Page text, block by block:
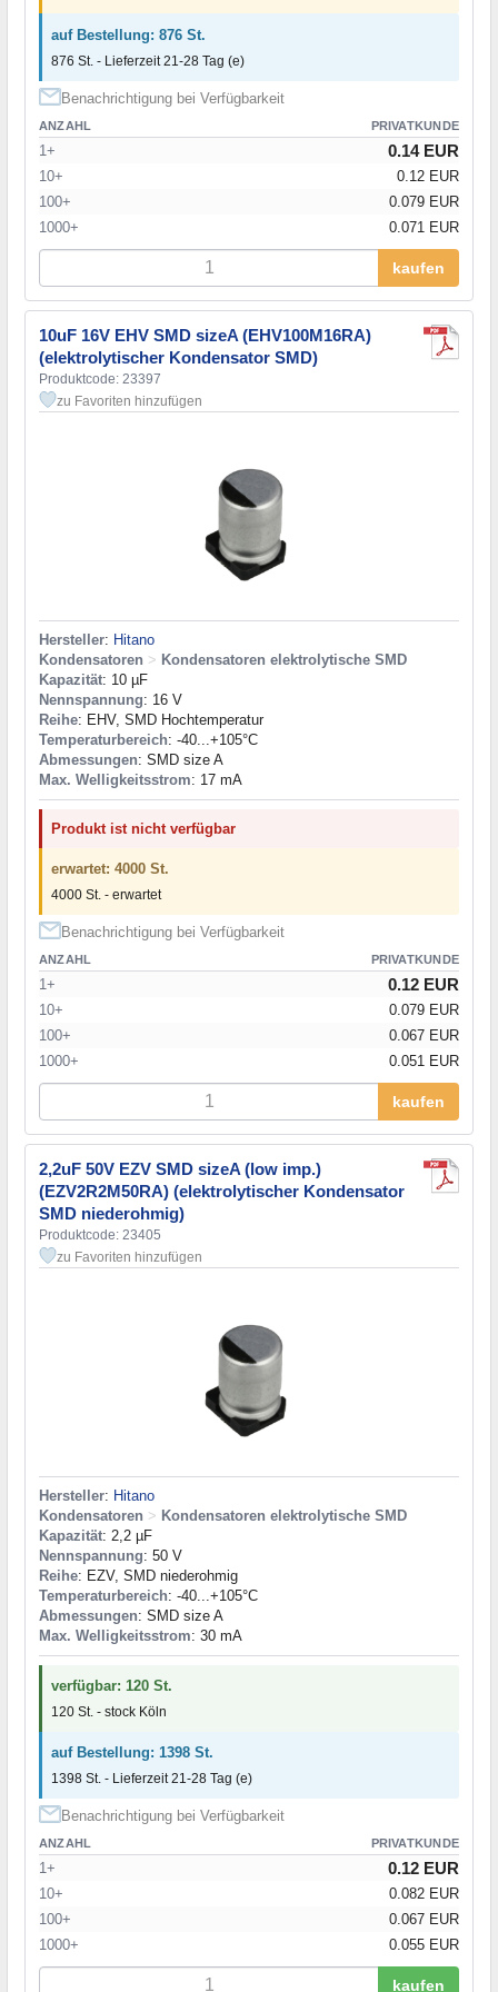
auf Bestellung: 876 St.
876 St. - Lieferzeit 21-28 Tag (e)
Benachrichtigung bei Verfügbarkeit
ANZAHL PRIVATKUNDE
1+ 0.14 EUR
10+
0.12 EUR
100+
0.079 EUR
1000+
0.071 EUR
kaufen
10uF 16V EHV SMD sizeA (EHV100M16RA)
(elektrolytischer Kondensator SMD)
Produktcode: 23397
zu Favoriten hinzufügen
Hersteller: Hitano
Kondensatoren > Kondensatoren elektrolytische SMD
Kapazität: 10 µF
Nennspannung: 16 V
Reihe: EHV, SMD Hochtemperatur
Temperaturbereich: -40...+105°C
Abmessungen: SMD size A
Max. Welligkeitsstrom: 17 mA
Produkt ist nicht verfügbar
erwartet: 4000 St.
4000 St. - erwartet
Benachrichtigung bei Verfügbarkeit
ANZAHL PRIVATKUNDE
1+ 0.12 EUR
10+
0.079 EUR
100+
0.067 EUR
1000+
0.051 EUR
kaufen
2,2uF 50V EZV SMD sizeA (low imp.)
(EZV2R2M50RA) (elektrolytischer Kondensator
SMD niederohmig)
Produktcode: 23405
zu Favoriten hinzufügen
Hersteller: Hitano
Kondensatoren > Kondensatoren elektrolytische SMD
Kapazität: 2,2 µF
Nennspannung: 50 V
Reihe: EZV, SMD niederohmig
Temperaturbereich: -40...+105°C
Abmessungen: SMD size A
Max. Welligkeitsstrom: 30 mA
verfügbar: 120 St.
120 St. - stock Köln
auf Bestellung: 1398 St.
1398 St. - Lieferzeit 21-28 Tag (e)
Benachrichtigung bei Verfügbarkeit
ANZAHL PRIVATKUNDE
1+ 0.12 EUR
10+
0.082 EUR
100+
0.067 EUR
1000+
0.055 EUR
kaufen